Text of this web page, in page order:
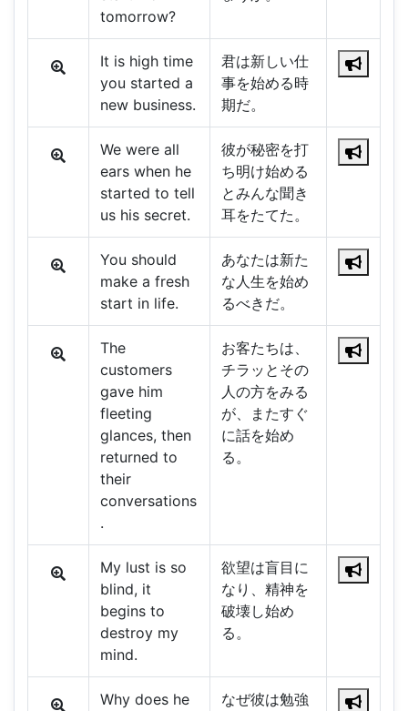
tomorrow?
It is high time
you started a
new business.
君は新しい仕
事を始める時
期だ。
We were all
ears when he
started to tell
us his secret.
彼が秘密を打
ち明け始める
とみんな聞き
耳をたてた。
You should
make a fresh
start in life.
あなたは新た
な人生を始め
るべきだ。
The
customers
gave him
fleeting
glances, then
returned to
their
conversations
.
お客たちは、
チラッとその
人の方をみる
が、またすぐ
に話を始め
る。
My lust is so
blind, it
begins to
destroy my
mind.
欲望は盲目に
なり、精神を
破壊し始め
る。
Why does he
なぜ彼は勉強